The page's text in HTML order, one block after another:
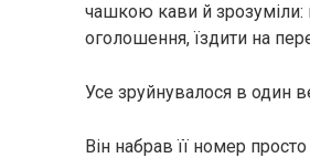
чашкою кави й зрозуміли:
оголошення, їздити на
Усе зруйнувалося в один
Він набрав її номер